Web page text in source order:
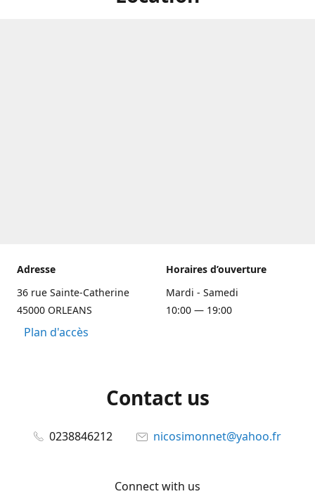
Adresse
36 rue Sainte-Catherine
45000 ORLEANS
Plan d'accès
Horaires d’ouverture
Mardi - Samedi
10:00 — 19:00
Contact us
0238846212 nicosimonnet@yahoo.fr
Connect with us